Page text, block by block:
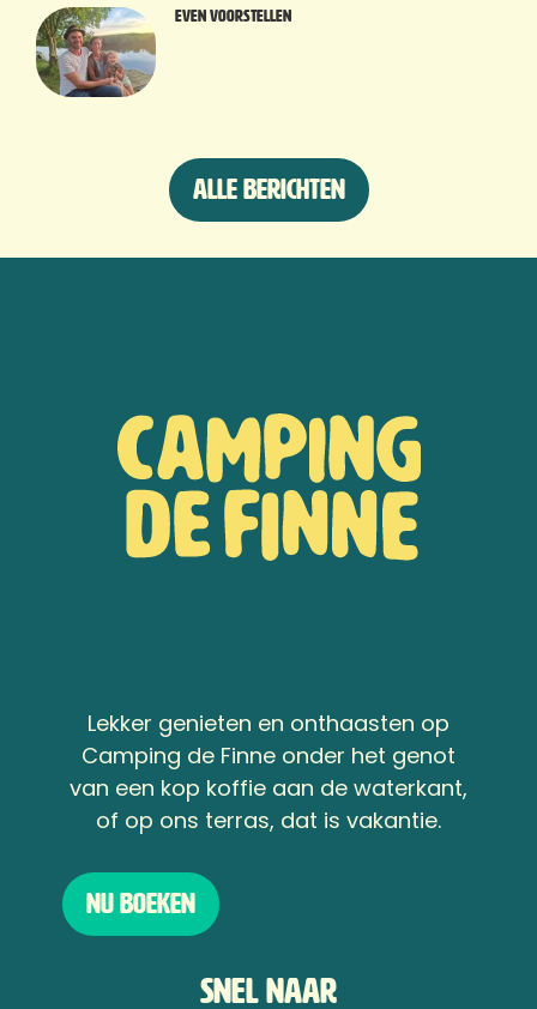
Even voorstellen
Alle berichten
Lekker genieten en onthaasten op
Camping de Finne onder het genot
van een kop koffie aan de waterkant,
of op ons terras, dat is vakantie.
Nu boeken
Snel naar